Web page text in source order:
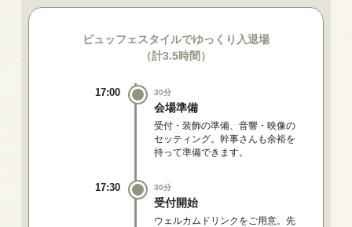
ビュッフェスタイルでゆっくり入退場
（計3.5時間）
17:00 30分
会場準備
受付・装飾の準備、音響・映像の
セッティング。幹事さんも余裕を
持って準備できます。
17:30 30分
受付開始
ウェルカムドリンクをご用意。先